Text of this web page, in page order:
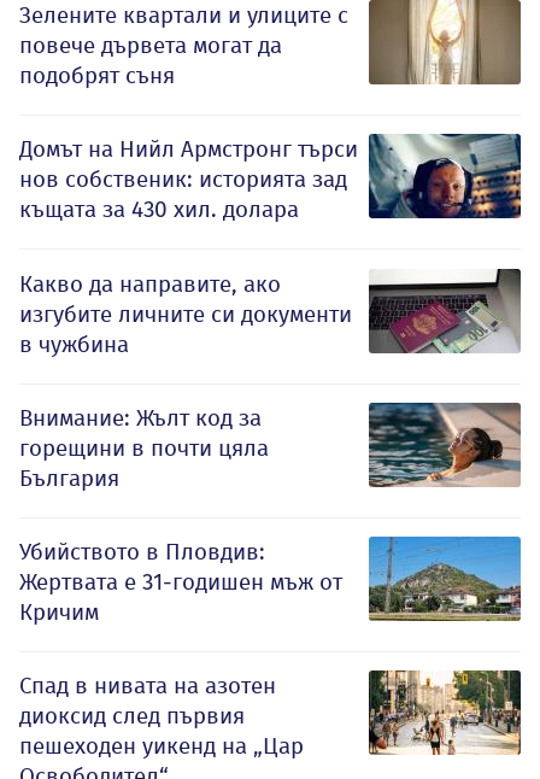
Зелените квартали и улиците с
повече дървета могат да
подобрят съня
Домът на Нийл Армстронг търси
нов собственик: историята зад
къщата за 430 хил. долара
Какво да направите, ако
изгубите личните си документи
в чужбина
Внимание: Жълт код за
горещини в почти цяла
България
Убийството в Пловдив:
Жертвата е 31-годишен мъж от
Кричим
Спад в нивата на азотен
диоксид след първия
пешеходен уикенд на „Цар